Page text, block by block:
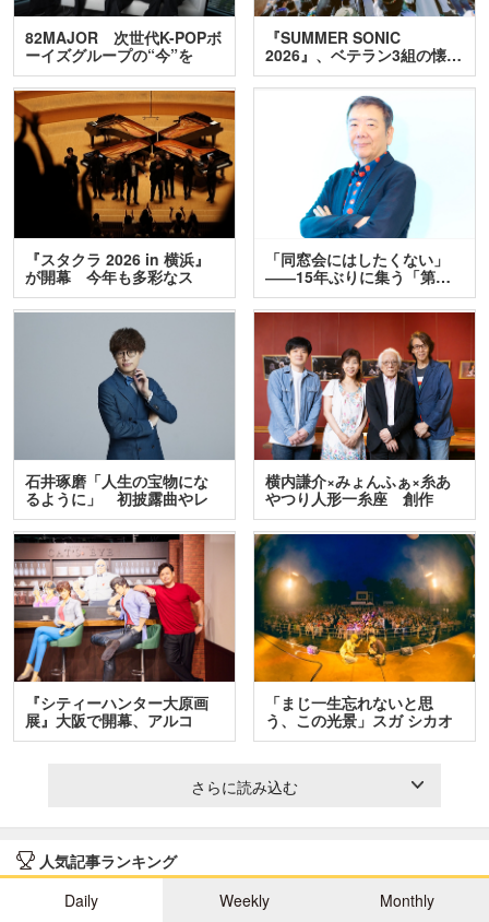
82MAJOR 次世代K-POPボ
ーイズグループの“今”を
訊…
『SUMMER SONIC
2026』、ベテラン3組の懐…
『スタクラ 2026 in 横浜』
が開幕 今年も多彩なス
テ…
「同窓会にはしたくない」
――15年ぶりに集う「第…
石井琢磨「人生の宝物にな
るように」 初披露曲やレ
ア…
横内謙介×みょんふぁ×糸あ
やつり人形一糸座 創作
人…
『シティーハンター大原画
展』大阪で開幕、アルコ
＆…
「まじ一生忘れないと思
う、この光景」スガ シカオ
と…
さらに読み込む
人気記事ランキング
Daily
Weekly Monthly